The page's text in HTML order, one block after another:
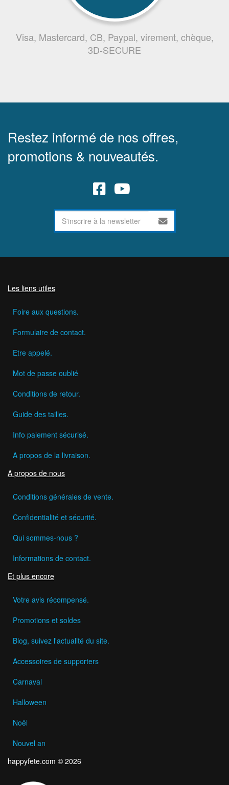
Visa, Mastercard, CB, Paypal, virement, chèque,
3D-SECURE
Restez informé de nos offres,
promotions & nouveautés.
Les liens utiles
Foire aux questions.
Formulaire de contact.
Etre appelé.
Mot de passe oublié
Conditions de retour.
Guide des tailles.
Info paiement sécurisé.
A propos de la livraison.
A propos de nous
Conditions générales de vente.
Confidentialité et sécurité.
Qui sommes-nous ?
Informations de contact.
Et plus encore
Votre avis récompensé.
Promotions et soldes
Blog, suivez l'actualité du site.
Accessoires de supporters
Carnaval
Halloween
Noël
Nouvel an
happyfete.com © 2026